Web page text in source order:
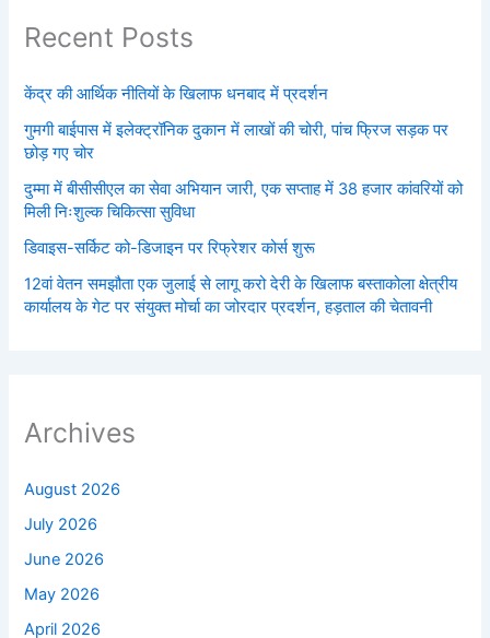
Recent Posts
केंद्र की आर्थिक नीतियों के खिलाफ धनबाद में प्रदर्शन
गुमगी बाईपास में इलेक्ट्रॉनिक दुकान में लाखों की चोरी, पांच फ्रिज सड़क पर
छोड़ गए चोर
दुम्मा में बीसीसीएल का सेवा अभियान जारी, एक सप्ताह में 38 हजार कांवरियों को
मिली निःशुल्क चिकित्सा सुविधा
डिवाइस-सर्किट को-डिजाइन पर रिफ्रेशर कोर्स शुरू
12वां वेतन समझौता एक जुलाई से लागू करो देरी के खिलाफ बस्ताकोला क्षेत्रीय
कार्यालय के गेट पर संयुक्त मोर्चा का जोरदार प्रदर्शन, हड़ताल की चेतावनी
Archives
August 2026
July 2026
June 2026
May 2026
April 2026